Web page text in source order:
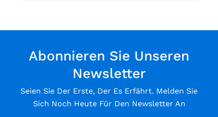
Abonnieren Sie Unseren
Newsletter
Seien Sie Der Erste, Der Es Erfährt. Melden Sie
Sich Noch Heute Für Den Newsletter An